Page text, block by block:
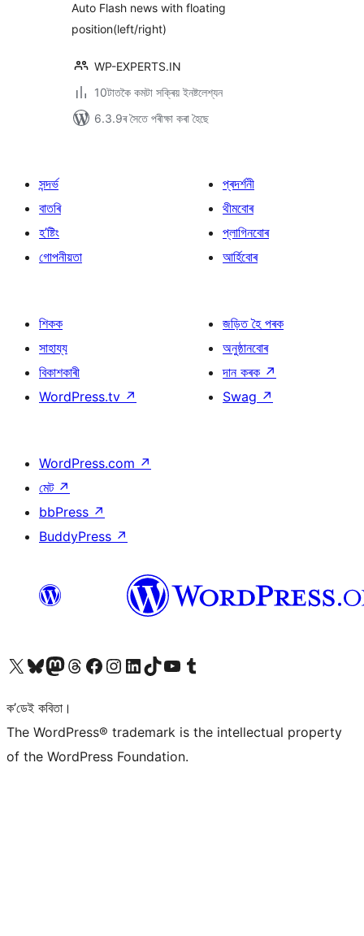
Auto Flash news with floating
position(left/right)
WP-EXPERTS.IN
10টাতকৈ কমটা সক্ৰিয় ইনষ্টলেশ্যন
6.3.9ৰ সৈতে পৰীক্ষা কৰা হৈছে
সন্দৰ্ভ
বাতৰি
হ’ষ্টিং
গোপনীয়তা
প্ৰদৰ্শনী
থীমবোৰ
প্লাগিনবোৰ
আৰ্হিবোৰ
শিকক
সাহায্য
বিকাশকাৰী
WordPress.tv ↗
জড়িত হৈ পৰক
অনুষ্ঠানবোৰ
দান কৰক ↗
Swag ↗
WordPress.com ↗
মেট ↗
bbPress ↗
BuddyPress ↗
আমাৰ X (আগৰ Twitter) একাউণ্টলৈ যাওকআমাৰ Bluesky একাউণ্টলৈ যাওকআমাৰ Mastodon একাউণ্টলৈ যাওকআমাৰ Threads একাউণ্টলৈ যাওকআমাৰ Facebook পৃষ্ঠালৈ যাওকআমাৰ Instagram একাউণ্টলৈ যাওকআমাৰ LinkedIn একাউণ্টলৈ যাওকআমাৰ TikTok একাউণ্টলৈ যাওকআমাৰ YouTube চেনেললৈ যাওকআমাৰ Tumblr একাউণ্টলৈ যাওক
ক’ডেই কবিতা।
The WordPress® trademark is the intellectual property
of the WordPress Foundation.